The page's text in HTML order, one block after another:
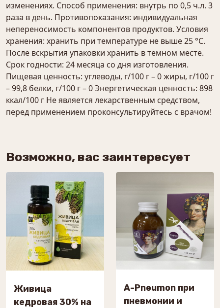
изменениях. Способ применения: внутрь по 0,5 ч.л. 3
раза в день. Противопоказания: индивидуальная
непереносимость компонентов продуктов. Условия
хранения: хранить при температуре не выше 25 °С.
После вскрытия упаковки хранить в темном месте.
Срок годности: 24 месяца со дня изготовления.
Пищевая ценность: углеводы, г/100 г – 0 жиры, г/100 г
– 99,8 белки, г/100 г – 0 Энергетическая ценность: 898
ккал/100 г Не является лекарственным средством,
перед применением проконсультируйтесь с врачом!
Возможно, вас заинтересует
Живица
кедровая 30% на
A-Pneumon при
пневмонии и